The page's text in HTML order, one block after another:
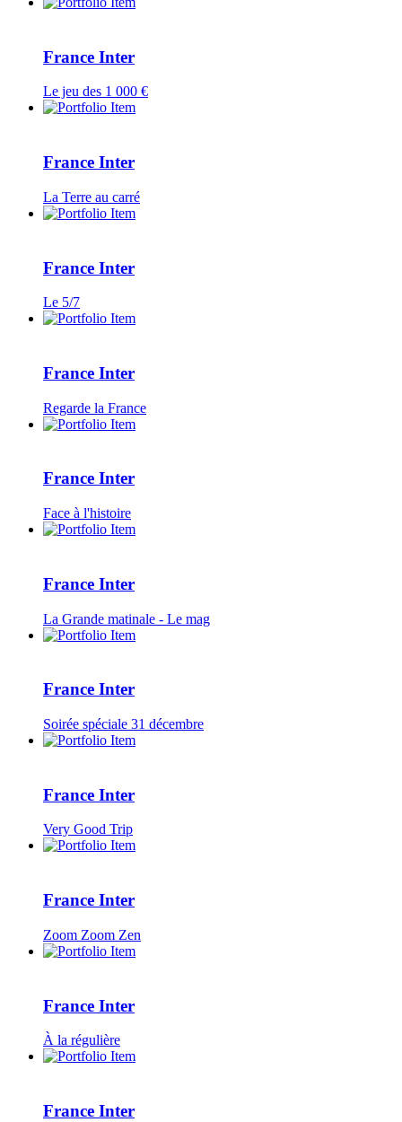
France Inter
Le jeu des 1 000 €
France Inter
La Terre au carré
France Inter
Le 5/7
France Inter
Regarde la France
France Inter
Face à l'histoire
France Inter
La Grande matinale - Le mag
France Inter
Soirée spéciale 31 décembre
France Inter
Very Good Trip
France Inter
Zoom Zoom Zen
France Inter
À la régulière
France Inter